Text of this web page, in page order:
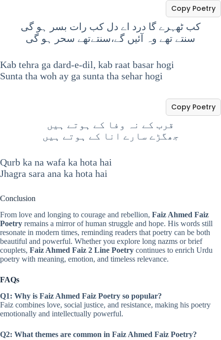
کب ٹھہرے گا درد اے دل کب رات بسر ہو گی
سنتے تھے وہ آئیں گے،سنتےتھے سحر ہو گی
Copy Poetry
Kab tehra ga dard-e-dil, kab raat basar hogi
Sunta tha woh ay ga sunta tha sehar hogi
قرب کے نہ وفا کے ہوتے ہیں
جھگڑے سارے انا کے ہوتے ہیں
Copy Poetry
Qurb ka na wafa ka hota hai
Jhagra sara ana ka hota hai
Conclusion
From love and longing to courage and rebellion, Faiz Ahmed Faiz
Poetry remains a mirror of human struggle and hope. His words still
resonate in modern times, reminding readers that poetry can be both
beautiful and powerful. Whether you explore long nazms or brief
couplets, Faiz Ahmed Faiz 2 Line Poetry continues to enrich Urdu
poetry with meaning, emotion, and timeless relevance.
FAQs
Q1: Why is Faiz Ahmed Faiz Poetry so popular?
Faiz combines love, social justice, and resistance, making his poetry
emotionally and intellectually powerful.
Q2: What themes are common in Faiz Ahmed Faiz Poetry?